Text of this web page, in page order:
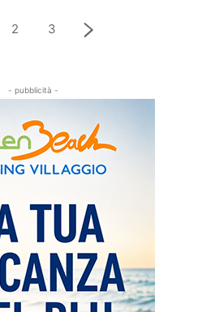
2 3
- pubblicità -